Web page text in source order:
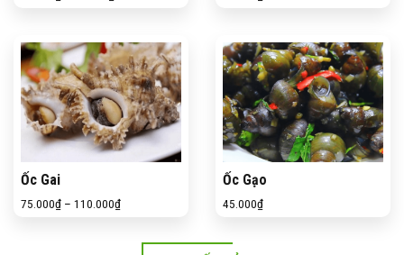
Ốc Gai
75.000₫ – 110.000₫
Ốc Gạo
45.000₫